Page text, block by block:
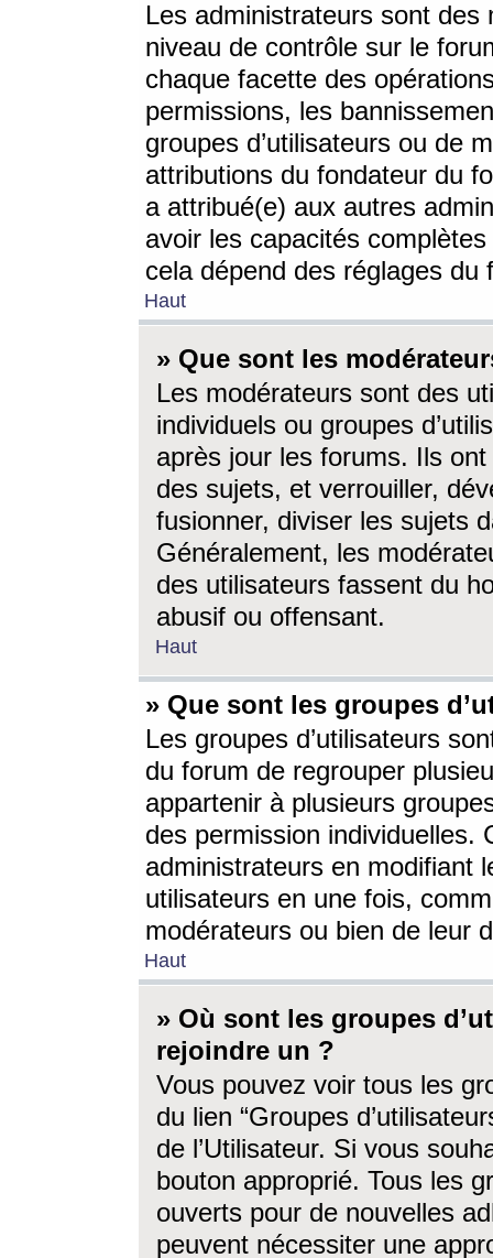
Les administrateurs sont
niveau de contrôle sur le
chaque facette des
permissions, les
groupes d’utilisateurs ou de
attributions du fondateur du
a attribué(e) aux autres
avoir les capacités
cela dépend des réglages du
Haut
» Que sont les
Les modérateurs sont des
individuels ou groupes
après jour les forums. Ils ont
des sujets, et verrouiller,
fusionner, diviser les sujets
Généralement, les
des utilisateurs fassent du
abusif ou offensant.
Haut
» Que sont les groupes
Les groupes d’utilisateurs
du forum de regrouper
appartenir à plusieurs
des permission individuelles.
administrateurs en modifiant
utilisateurs en une fois,
modérateurs ou bien de leur
Haut
» Où sont les groupes
rejoindre un ?
Vous pouvez voir tous les
du lien “Groupes
de l’Utilisateur. Si vous
bouton approprié. Tous les
ouverts pour de nouvelles
peuvent nécessiter une